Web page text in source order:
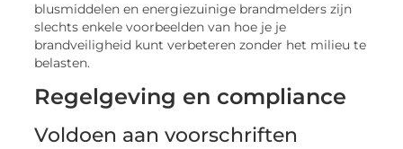
blusmiddelen en energiezuinige brandmelders zijn
slechts enkele voorbeelden van hoe je je
brandveiligheid kunt verbeteren zonder het milieu te
belasten.
Regelgeving en compliance
Voldoen aan voorschriften